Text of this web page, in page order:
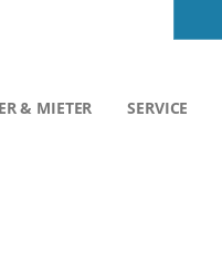
& MIETER SERVICE